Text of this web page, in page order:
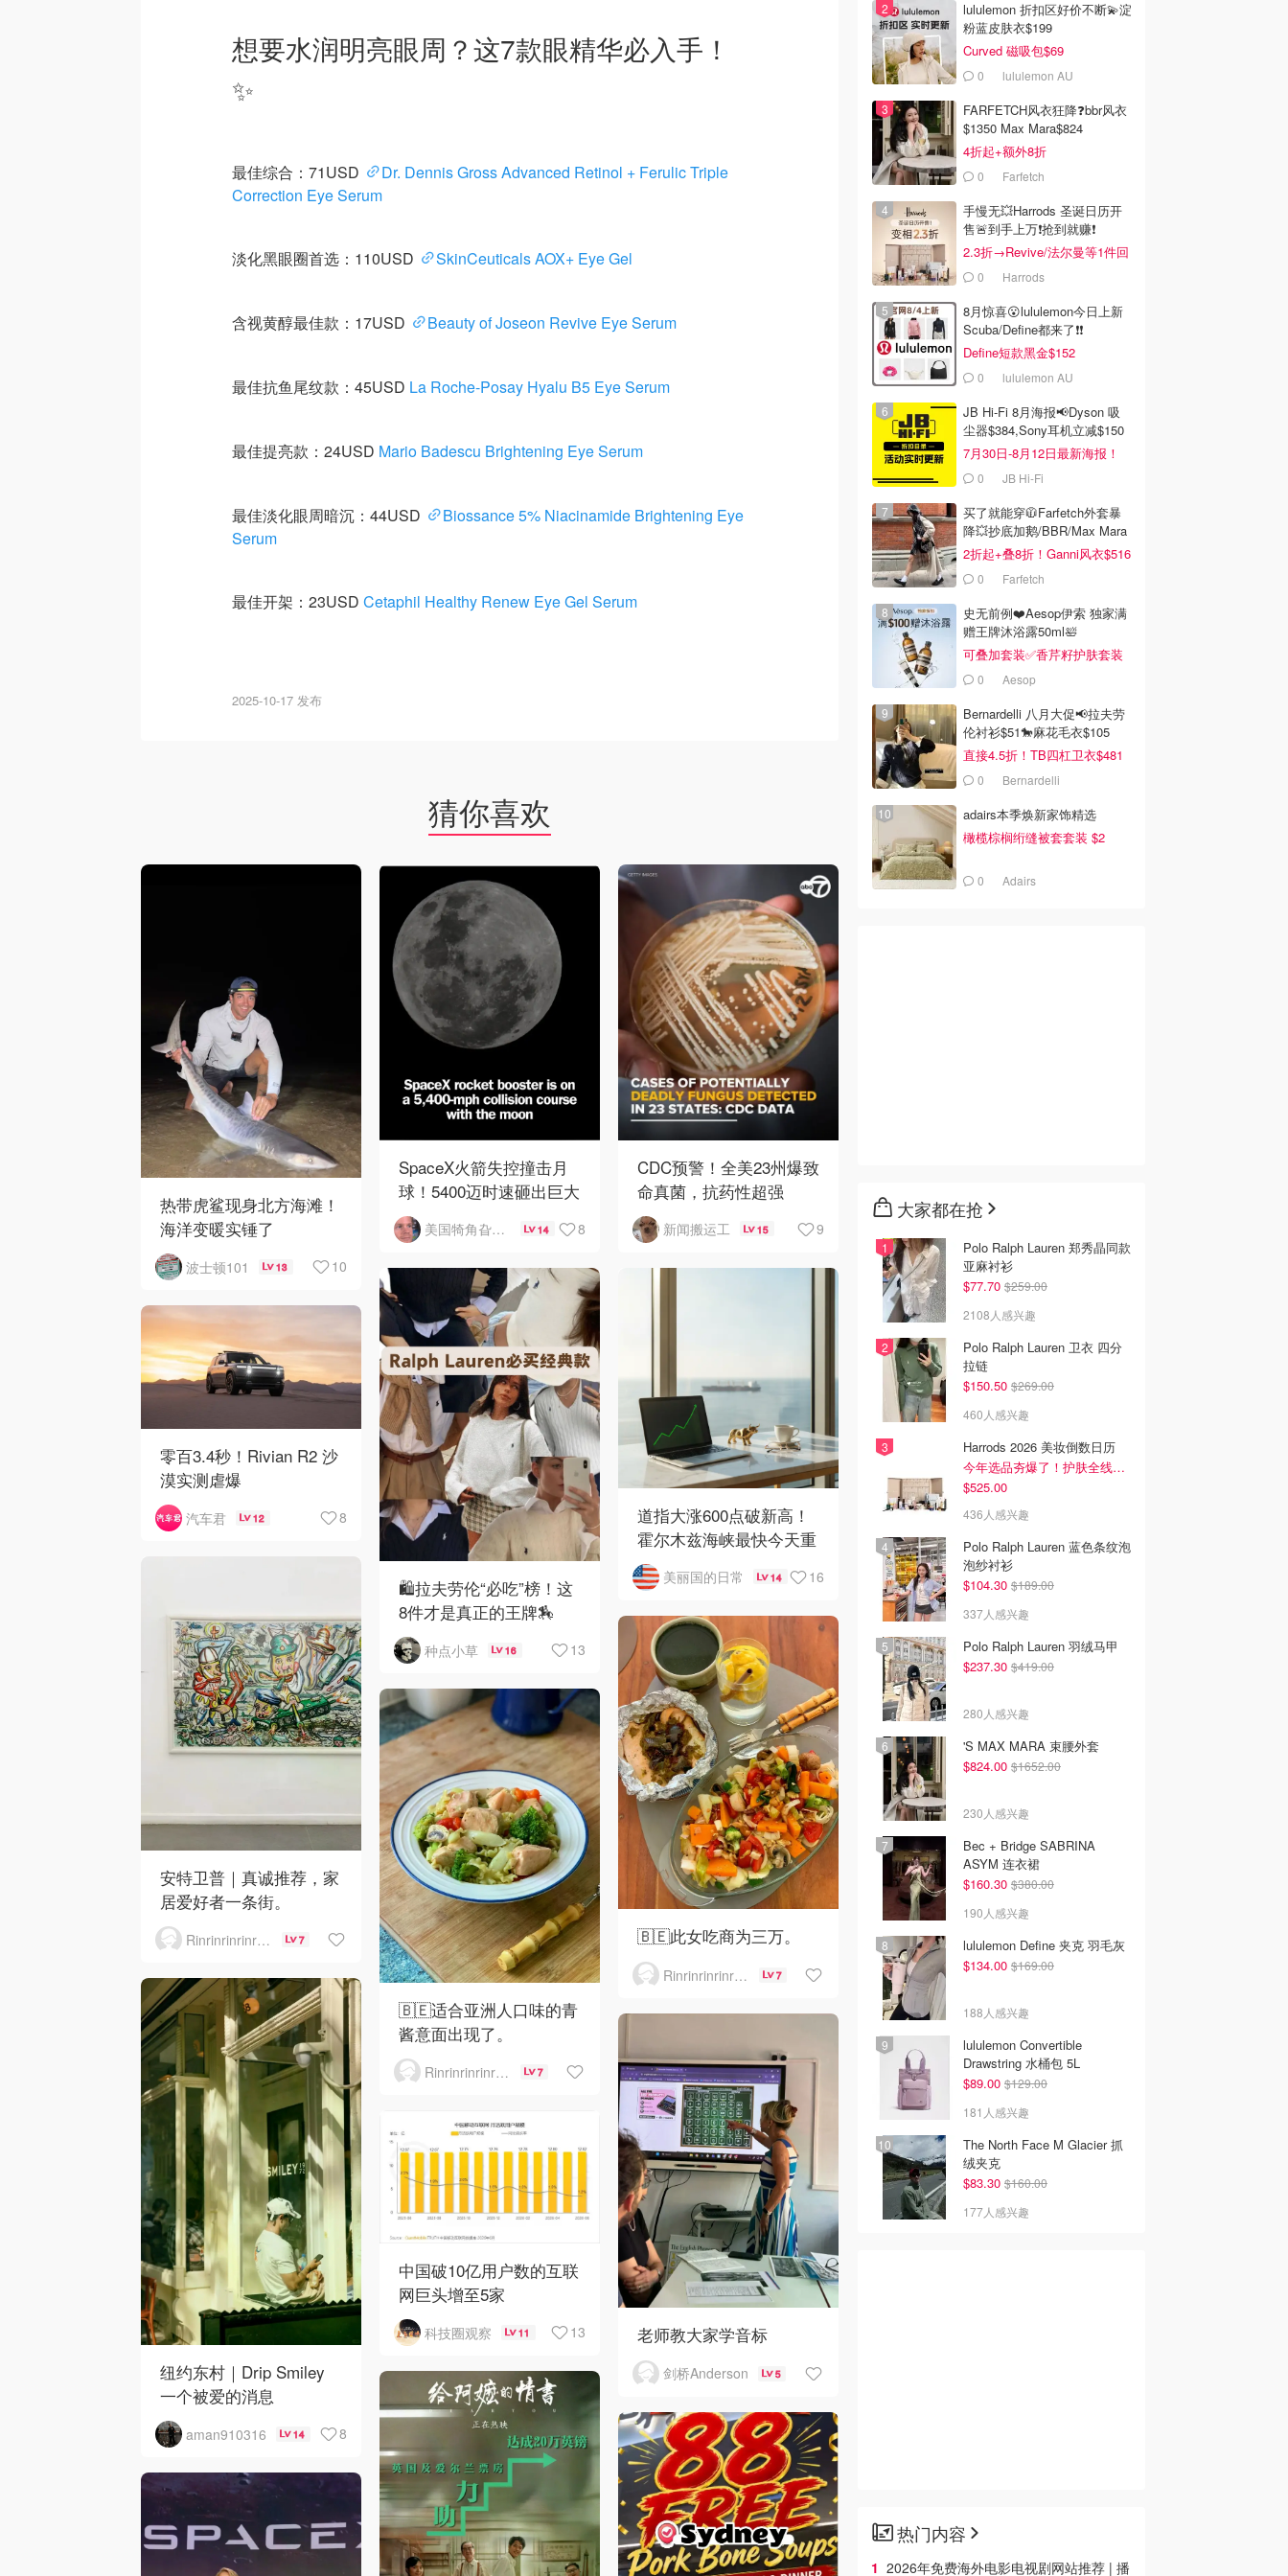
想要水润明亮眼周？这7款眼精华必入手！
✨
最佳综合：71USD
Dr. Dennis Gross Advanced Retinol + Ferulic Triple
Correction Eye Serum
淡化黑眼圈首选：110USD SkinCeuticals AOX+ Eye Gel
含视黄醇最佳款：17USD Beauty of Joseon Revive Eye Serum
最佳抗鱼尾纹款：45USD La Roche-Posay Hyalu B5 Eye Serum
最佳提亮款：24USD Mario Badescu Brightening Eye Serum
最佳淡化眼周暗沉：44USD
Biossance 5% Niacinamide Brightening Eye
Serum
最佳开架：23USD Cetaphil Healthy Renew Eye Gel Serum
2025-10-17 发布
猜你喜欢
热带虎鲨现身北方海滩！
海洋变暖实锤了
波士顿101 13 10
SpaceX火箭失控撞击月
球！5400迈时速砸出巨大
陨石坑
美国犄角旮旯新鲜事 14 8
CDC预警！全美23州爆致
命真菌，抗药性超强
新闻搬运工 15 9
🛍️拉夫劳伦“必吃”榜！这
8件才是真正的王牌🏇
种点小草 16 13
道指大涨600点破新高！
霍尔木兹海峡最快今天重
开
美丽国的日常 14 16
零百3.4秒！Rivian R2 沙
漠实测虐爆
汽车君 12 8
安特卫普｜真诚推荐，家
居爱好者一条街。
Rinrinrinrinrinrinrin 7 🇧🇪此女吃商为三万。
Rinrinrinrinrinrinrin 7
🇧🇪适合亚洲人口味的青
酱意面出现了。
Rinrinrinrinrinrinrin 7
纽约东村｜Drip Smiley
一个被爱的消息
aman910316 14 8
老师教大家学音标
剑桥Anderson 5
中国破10亿用户数的互联
网巨头增至5家
科技圈观察 11 13
lululemon 折扣区好价不断💫淀
粉蓝皮肤衣$199
Curved 磁吸包$69
0 lululemon AU
FARFETCH风衣狂降❓bbr风衣
$1350 Max Mara$824
4折起+额外8折
0 Farfetch
手慢无💥Harrods 圣诞日历开
售🚨到手上万❗️抢到就赚❗️
2.3折→Revive/法尔曼等1件回
本！0 Harrods
8月惊喜😮lululemon今日上新
Scuba/Define都来了❗️❗️
Define短款黑金$152
0 lululemon AU
JB Hi-Fi 8月海报📢Dyson 吸
尘器$384,Sony耳机立减$150
7月30日-8月12日最新海报！
0 JB Hi-Fi
买了就能穿🧥Farfetch外套暴
降💥抄底加鹅/BBR/Max Mara
2折起+叠8折！Ganni风衣$516
0 Farfetch
史无前例❤️Aesop伊索 独家满
赠王牌沐浴露50ml🛀
可叠加套装✅香芹籽护肤套装
$1710 Aesop
Bernardelli 八月大促📢拉夫劳
伦衬衫$51🐎麻花毛衣$105
直接4.5折！TB四杠卫衣$481
0 Bernardelli
adairs本季焕新家饰精选
橄榄棕榈绗缝被套套装 $2
0 Adairs
大家都在抢
Polo Ralph Lauren 郑秀晶同款
亚麻衬衫
$77.70 $259.00
2108人感兴趣
Polo Ralph Lauren 卫衣 四分
拉链
$150.50 $269.00
460人感兴趣
Harrods 2026 美妆倒数日历
今年选品夯爆了！护肤全线都很绝
$525.00
436人感兴趣
Polo Ralph Lauren 蓝色条纹泡
泡纱衬衫
$104.30 $189.00
337人感兴趣
Polo Ralph Lauren 羽绒马甲
$237.30 $419.00
280人感兴趣
'S MAX MARA 束腰外套
$824.00 $1652.00
230人感兴趣
Bec + Bridge SABRINA
ASYM 连衣裙
$160.30 $380.00
190人感兴趣
lululemon Define 夹克 羽毛灰
$134.00 $169.00
188人感兴趣
lululemon Convertible
Drawstring 水桶包 5L
$89.00 $129.00
181人感兴趣
The North Face M Glacier 抓
绒夹克
$83.30 $160.00
177人感兴趣
热门内容
2026年免费海外电影电视剧网站推荐 | 播